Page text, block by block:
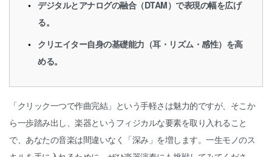
デジタルとアナログの融合（DTAM）で表現の幅を広げ
る。
クリエイター自身の基礎能力（耳・リズム・感性）を高
める。
「クリック一つで作曲完結」という手軽さは魅力的ですが、そこか
ら一歩踏み出し、楽器というフィジカルな要素を取り入れること
で、あなたの音楽は間違いなく「深み」を増します。一生モノのス